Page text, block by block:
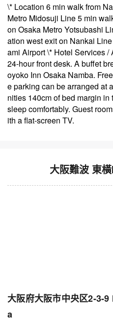
\* Location 6 min walk from
Metro Midosuji Line 5 min
on Osaka Metro Yotsubashi
ation west exit on Nankai
ami Airport \* Hotel Services
24-hour front desk. A buffet
oyoko Inn Osaka Namba.
e parking can be arranged at
nities 140cm of bed margin
sleep comfortably. Guest
ith a flat-screen TV.
大阪難波 東
大阪府大阪市中央区2-3-
a